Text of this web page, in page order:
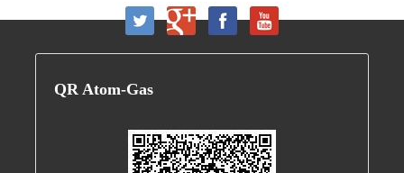
QR Atom-Gas